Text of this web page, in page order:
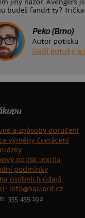
jiný názor. Avengers
budeš fandit ty?
Peko (Brno)
Autor potisku
Další potisky
a způsoby doručení
výměny či vrácení
potisk textilu
podmínky
osobních údajů
: info@bastard.cz
355 455 192